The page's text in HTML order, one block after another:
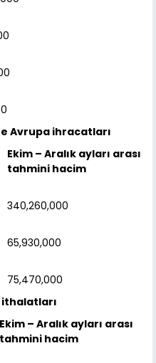
Avrupa ihracatları
Ekim – Aralık ayları arası
tahmini hacim
340,260,000
65,930,000
75,470,000
ithalatları
Ekim – Aralık ayları arası
tahmini hacim